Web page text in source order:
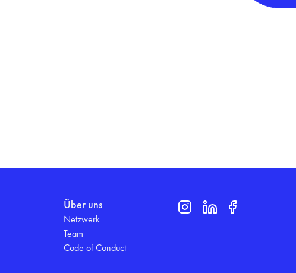
Über uns
Netzwerk
Team
Code of Conduct